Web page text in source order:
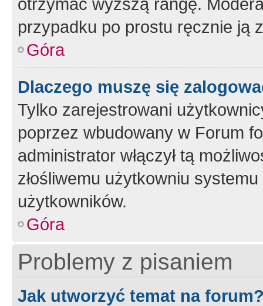
przypadku po prostu ręcznie ją
Góra
Dlaczego muszę się
Tylko zarejestrowani
poprzez wbudowany w Forum
administrator włączył tą
złośliwemu użytkowniu
użytkowników.
Góra
Problemy z pisaniem
Jak utworzyć temat na